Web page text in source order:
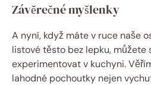
Závěrečné myšlenky
A nyní, když máte v ruce naše
listové těsto bez lepku,
experimentovat v kuchyni.
lahodné pochoutky nejen